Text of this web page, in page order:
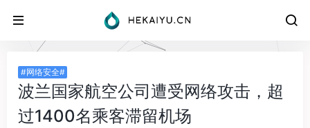
#网络安全#
波兰国家航空公司遭受网络攻击，超
过1400名乘客滞留机场